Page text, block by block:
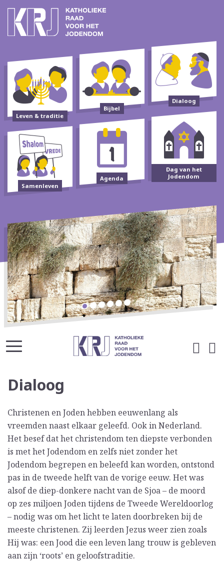
Leven & traditie
Bijbel
Dialoog
Samenleven
Agenda
Dag van het
Jodendom
Dialoog
Christenen en Joden hebben eeuwenlang als
vreemden naast elkaar geleefd. Ook in Nederland.
Het besef dat het christendom ten diepste verbonden
is met het Jodendom en zelfs niet zonder het
Jodendom begrepen en beleefd kan worden, ontstond
pas in de tweede helft van de vorige eeuw. Het was
alsof de diep-donkere nacht van de Sjoa – de moord
op zes miljoen Joden tijdens de Tweede Wereldoorlog
– nodig was om het licht te laten doorbreken bij de
meeste christenen. Zij leerden Jezus weer zien zoals
Hij was: een Jood die een leven lang trouw is gebleven
aan zijn ‘roots’ en geloofstraditie.